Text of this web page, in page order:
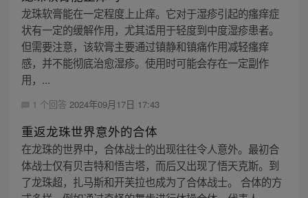
龙珠软膏能在一定程度上止痒。它对于湿疹引起的瘙痒症
状有一定的缓解作用，尤其适用于轻度到中度湿疹患者。
但需要注意，该软膏主要通过镇静和镇痛作用减轻瘙痒
感，并不能彻底治愈湿疹。使用时可能会存在一定副作
用，...
1 个回答 2024年09月17日 17:43
重返龙珠世界意外的合体
在龙珠的世界中，合体战士的出现往往令人意外。最初合
体战士仅有贝吉特和悟吉塔，而后又出现了悟天克斯。到
了龙珠超，扎马斯和开芙拉也成为了合体战士。 合体的方